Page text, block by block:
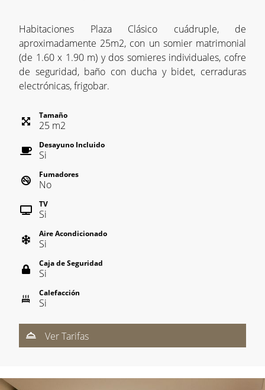
Habitaciones Plaza Clásico cuádruple, de
aproximadamente 25m2, con un somier matrimonial
(de 1.60 x 1.90 m) y dos somieres individuales, cofre
de seguridad, baño con ducha y bidet, cerraduras
electrónicas, frigobar.
Tamaño
25 m2
Desayuno Incluido
Si
Fumadores
No
TV
Si
Aire Acondicionado
Si
Caja de Seguridad
Si
Calefacción
Si
Ver Tarifas